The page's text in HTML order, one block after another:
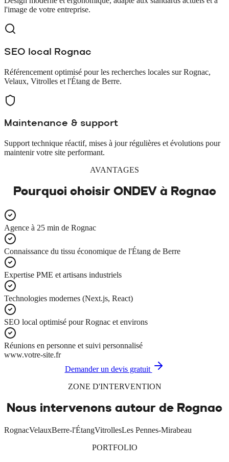
l'image de votre entreprise.
SEO local Rognac
Référencement optimisé pour les recherches locales sur Rognac,
Velaux, Vitrolles et l'Étang de Berre.
Maintenance & support
Support technique réactif, mises à jour régulières et évolutions pour
maintenir votre site performant.
AVANTAGES
Pourquoi choisir ONDEV à Rognac
Agence à 25 min de Rognac
Connaissance du tissu économique de l'Étang de Berre
Expertise PME et artisans industriels
Technologies modernes (Next.js, React)
SEO local optimisé pour Rognac et environs
Réunions en personne et suivi personnalisé
www.votre-site.fr
Demander un devis gratuit
ZONE D'INTERVENTION
Nous intervenons autour de Rognac
RognacVelauxBerre-l'ÉtangVitrollesLes Pennes-Mirabeau
PORTFOLIO